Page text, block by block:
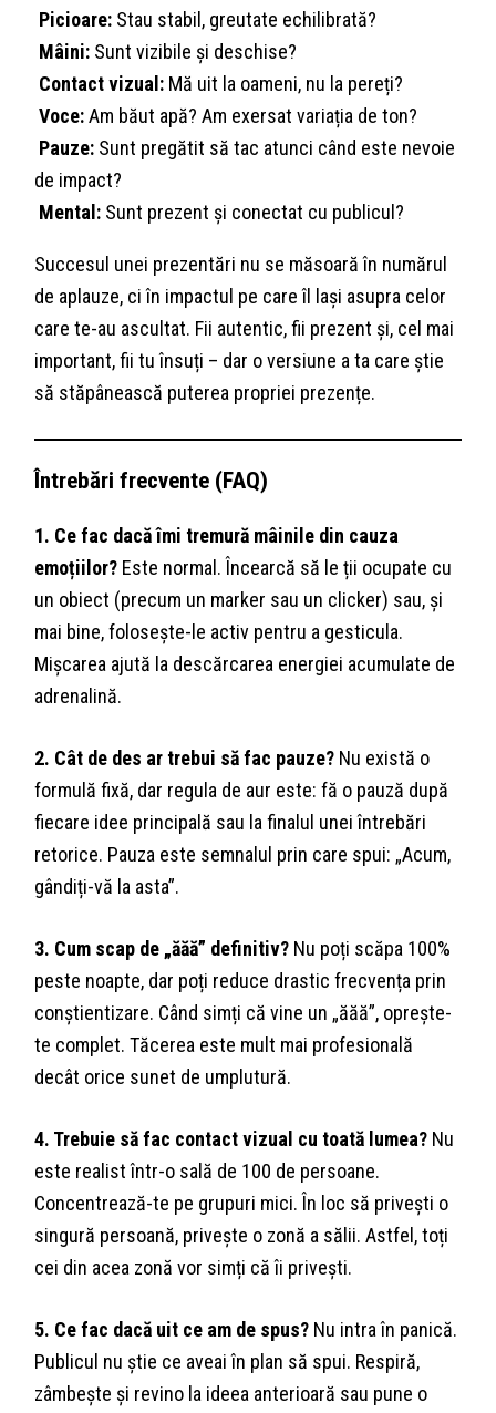
Picioare: Stau stabil, greutate echilibrată?
Mâini: Sunt vizibile și deschise?
Contact vizual: Mă uit la oameni, nu la pereți?
Voce:Am băut apă? Am exersat variația de ton?
Pauze: Sunt pregătit să tac atunci când este nevoie
de impact?
Mental: Sunt prezent și conectat cu publicul?
Succesul unei prezentări nu se măsoară în numărul
de aplauze, ci în impactul pe care îl lași asupra celor
care te-au ascultat. Fii autentic, fii prezent și, cel mai
important, fii tu însuți – dar o versiune a ta care știe
să stăpânească puterea propriei prezențe.
Întrebări frecvente (FAQ)
1. Ce fac dacă îmi tremură mâinile din cauza
emoțiilor? Este normal. Încearcă să le ții ocupate cu
un obiect (precum un marker sau un clicker) sau, și
mai bine, folosește-le activ pentru a gesticula.
Mișcarea ajută la descărcarea energiei acumulate de
adrenalină.
2. Cât de des ar trebui să fac pauze? Nu există o
formulă fixă, dar regula de aur este: fă o pauză după
fiecare idee principală sau la finalul unei întrebări
retorice. Pauza este semnalul prin care spui: „Acum,
gândiți-vă la asta”.
3. Cum scap de „ăăă” definitiv? Nu poți scăpa 100%
peste noapte, dar poți reduce drastic frecvența prin
conștientizare. Când simți că vine un „ăăă”, oprește-
te complet. Tăcerea este mult mai profesională
decât orice sunet de umplutură.
4. Trebuie să fac contact vizual cu toată lumea? Nu
este realist într-o sală de 100 de persoane.
Concentrează-te pe grupuri mici. În loc să privești o
singură persoană, privește o zonă a sălii. Astfel, toți
cei din acea zonă vor simți că îi privești.
5. Ce fac dacă uit ce am de spus? Nu intra în panică.
Publicul nu știe ce aveai în plan să spui. Respiră,
zâmbește și revino la ideea anterioară sau pune o